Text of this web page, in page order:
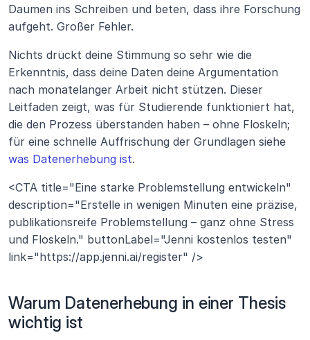
Daumen ins Schreiben und beten, dass ihre Forschung
aufgeht. Großer Fehler.
Nichts drückt deine Stimmung so sehr wie die
Erkenntnis, dass deine Daten deine Argumentation
nach monatelanger Arbeit nicht stützen. Dieser
Leitfaden zeigt, was für Studierende funktioniert hat,
die den Prozess überstanden haben – ohne Floskeln;
was Datenerhebung ist.
<CTA title="Eine starke Problemstellung entwickeln"
description="Erstelle in wenigen Minuten eine präzise,
publikationsreife Problemstellung – ganz ohne Stress
und Floskeln." buttonLabel="Jenni kostenlos testen"
link="https://app.jenni.ai/register" />
Warum Datenerhebung in einer Thesis
wichtig ist